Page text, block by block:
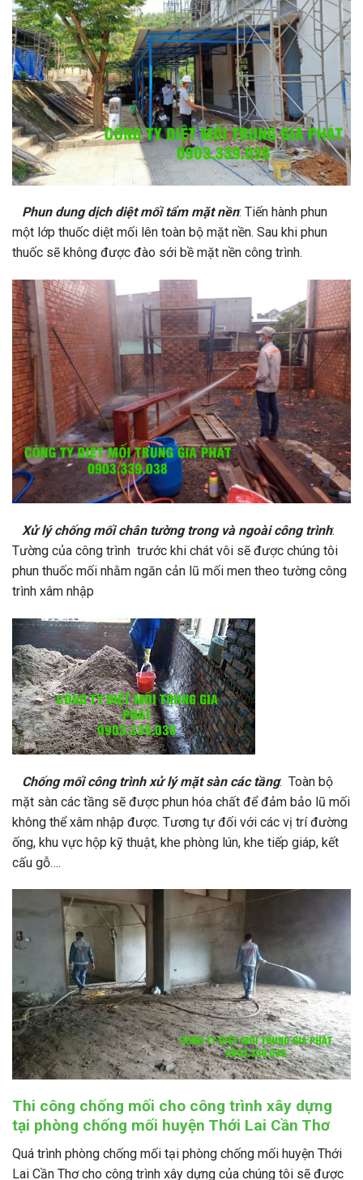
Phun dung dịch diệt mối tẩm mặt nền: Tiến hành phun
một lớp thuốc diệt mối lên toàn bộ mặt nền. Sau khi phun
thuốc sẽ không được đào sới bề mặt nền công trình.
Xử lý chống mối chân tường trong và ngoài công trình:
Tường của công trình trước khi chát vôi sẽ được chúng tôi
phun thuốc mối nhằm ngăn cản lũ mối men theo tường công
trình xâm nhập
Chống mối công trình xử lý mặt sàn các tầng: Toàn bộ
mặt sàn các tầng sẽ được phun hóa chất để đảm bảo lũ mối
không thể xâm nhập được. Tương tự đối với các vị trí đường
ống, khu vực hộp kỹ thuật, khe phòng lún, khe tiếp giáp, kết
cấu gỗ….
Thi công chống mối cho công trình xây dựng
tại phòng chống mối huyện Thới Lai Cần Thơ
Quá trình phòng chống mối tại phòng chống mối huyện Thới
Lai Cần Thơ cho công trình xây dựng của chúng tôi sẽ được